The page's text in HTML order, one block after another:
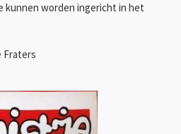
kunnen worden ingericht in het
Fraters